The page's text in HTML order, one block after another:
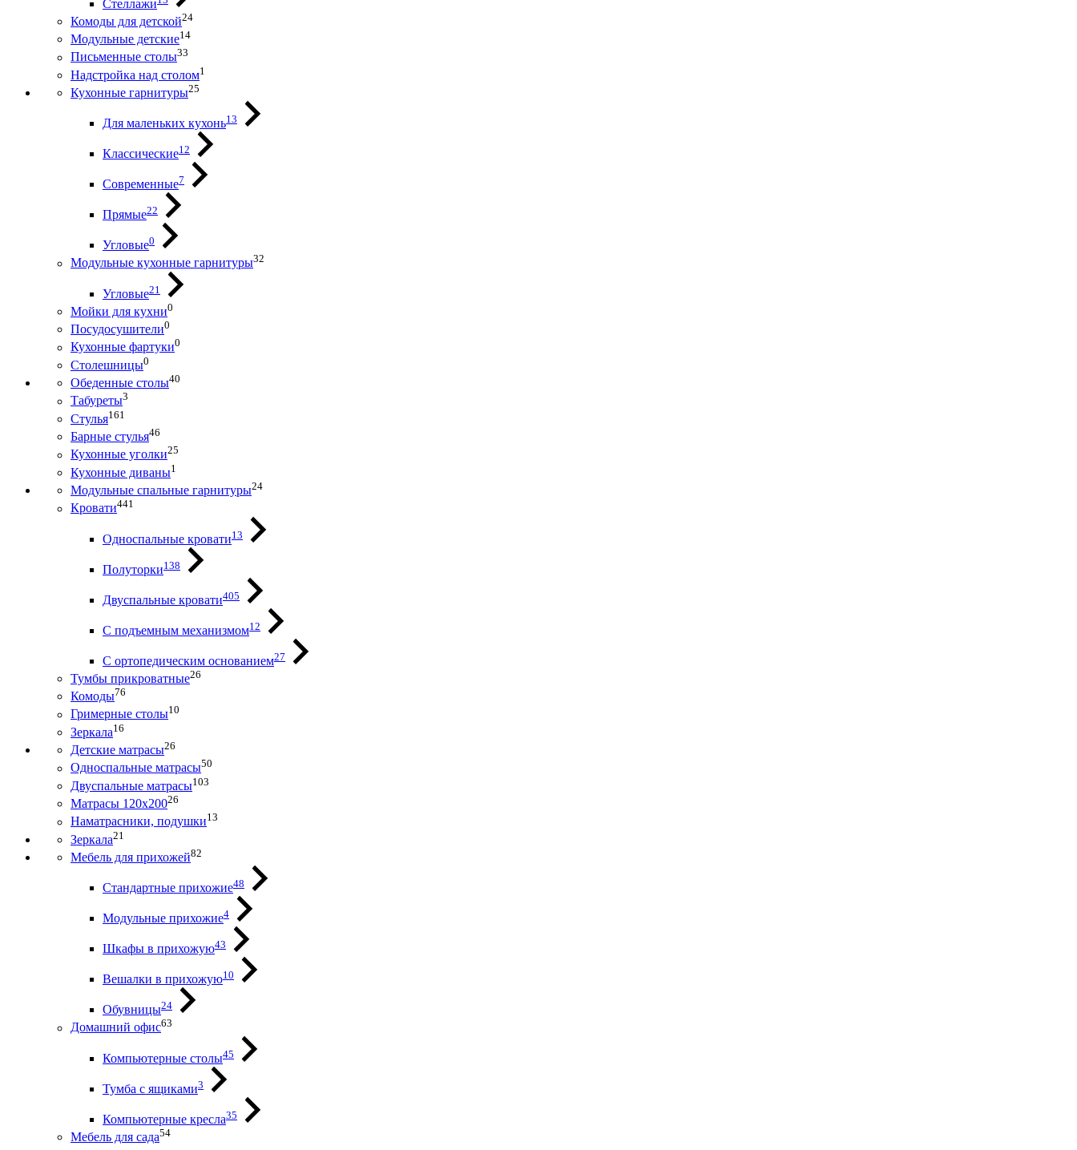
Стеллажи
Комоды для детской24
Модульные детские14
Письменные столы33
Надстройка над столом1
Кухонные гарнитуры25
Для маленьких кухонь13
Классические12
Современные7
Прямые22
Угловые0
Модульные кухонные гарнитуры32
Угловые21
Мойки для кухни0
Посудосушители0
Кухонные фартуки0
Столешницы0
Обеденные столы40
Табуреты3
Стулья161
Барные стулья46
Кухонные уголки25
Кухонные диваны1
Модульные спальные гарнитуры24
Кровати441
Односпальные кровати13
Полуторки138
Двуспальные кровати405
С подъемным механизмом12
С ортопедическим основанием27
Тумбы прикроватные26
Комоды76
Гримерные столы10
Зеркала16
Детские матрасы26
Односпальные матрасы50
Двуспальные матрасы103
Матрасы 120х20026
Наматрасники, подушки13
Зеркала21
Мебель для прихожей82
Стандартные прихожие48
Модульные прихожие4
Шкафы в прихожую43
Вешалки в прихожую10
Обувницы24
Домашний офис63
Компьютерные столы45
Тумба с ящиками3
Компьютерные кресла35
Мебель для сада54